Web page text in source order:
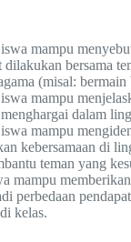
mampu
dilakukan bersama
(misal:
mampu
dalam
mampu
kebersamaan di
teman yang
mampu
perbedaan
kelas.